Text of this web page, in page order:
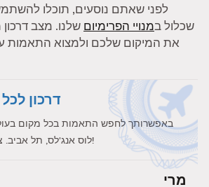
לפני שאתם נוסעים, תוכלו
שכלול במנויי הפרימיום שלנו. מצב
את המיקום שלכם ולמצוא התאמות
דרכון
באפשרותך לחפש התאמות בכל מקום
לוס אנג'לס, תל אביב. צאו לדרך!
מרי